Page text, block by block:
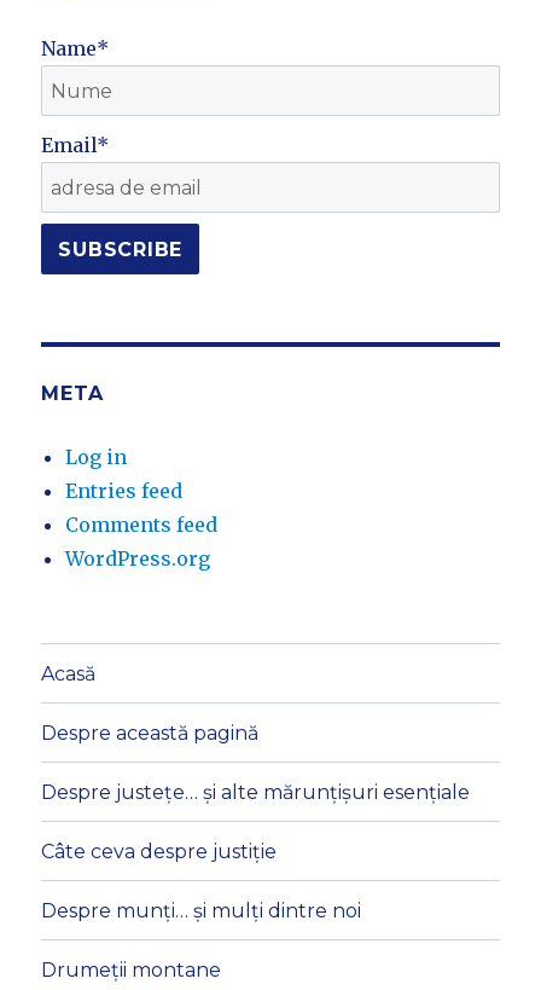
Name*
Email*
META
Log in
Entries feed
Comments feed
WordPress.org
Acasă
Despre această pagină
Despre justețe… și alte mărunțișuri esențiale
Câte ceva despre justiție
Despre munți… și mulți dintre noi
Drumeții montane